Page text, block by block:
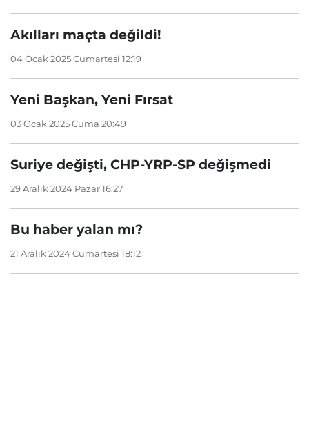
Akılları maçta değildi!
04 Ocak 2025 Cumartesi 12:19
Yeni Başkan, Yeni Fırsat
03 Ocak 2025 Cuma 20:49
Suriye değişti, CHP-YRP-SP değişmedi
29 Aralık 2024 Pazar 16:27
Bu haber yalan mı?
21 Aralık 2024 Cumartesi 18:12